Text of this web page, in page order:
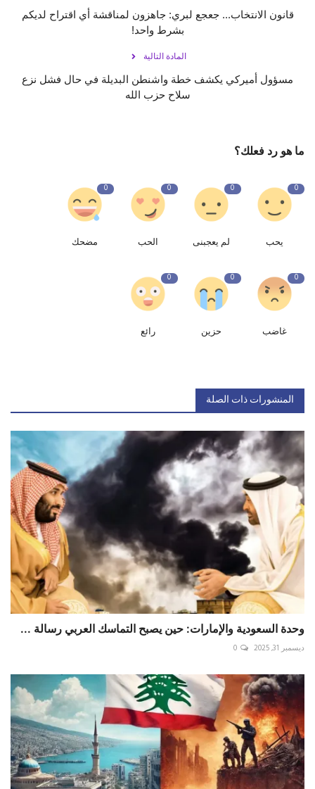
قانون الانتخاب... جعجع لبري: جاهزون لمناقشة أي اقتراح لديكم
بشرط واحد!
المادة التالية
مسؤول أميركي يكشف خطة واشنطن البديلة في حال فشل نزع
سلاح حزب الله
ما هو رد فعلك؟
0
يحب
0
لم يعجبنى
0
الحب
0
مضحك
0
غاضب
0
حزين
0
رائع
المنشورات ذات الصلة
وحدة السعودية والإمارات: حين يصبح التماسك العربي رسالة ...
ديسمبر 31, 2025 0